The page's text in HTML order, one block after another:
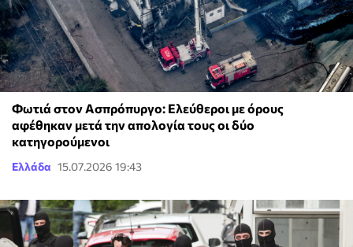
Φωτιά στον Ασπρόπυργο: Ελεύθεροι με όρους
αφέθηκαν μετά την απολογία τους οι δύο
κατηγορούμενοι
Ελλάδα 15.07.2026 19:43